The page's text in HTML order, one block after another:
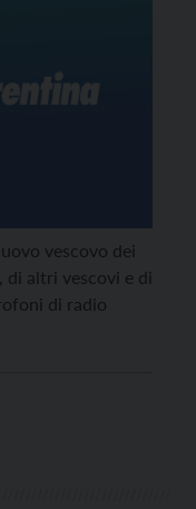
vescovo dei
altri vescovi e di
di radio